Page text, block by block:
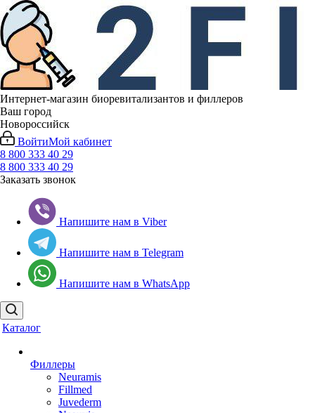
Интернет-магазин биоревитализантов и филлеров
Ваш город
Новороссийск
ВойтиМой кабинет
8 800 333 40 29
8 800 333 40 29
Заказать звонок
Напишите нам в Viber
Напишите нам в Telegram
Напишите нам в WhatsApp
Каталог
Филлеры
Neuramis
Fillmed
Juvederm